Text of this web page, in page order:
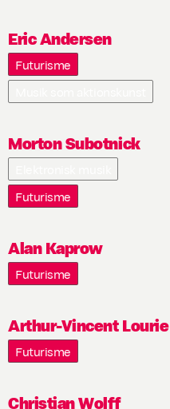
Eric Andersen
Futurisme
Morton Subotnick
Futurisme
Alan Kaprow
Futurisme
Arthur-Vincent Lourie
Futurisme
Christian Wolff